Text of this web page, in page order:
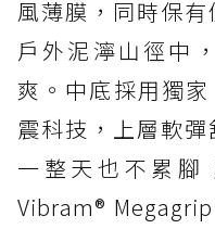
風薄膜，同時保
戶外泥濘山徑中
爽。中底採用獨家
震科技，上層軟
一整天也不累腳
Vibram®